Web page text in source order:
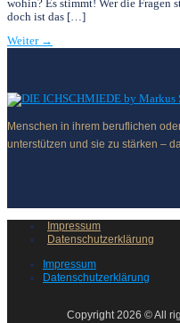
wohin? Es stimmt! Wer die Fragen
doch ist das […]
Weiter →
Menschen in ihrem beruflichen
unterstützen und sie zu stärken –
Impressum
Datenschutzerklärung
Impressum
Datenschutzerklärung
Copyright 2026 © All